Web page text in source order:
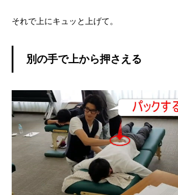
それで上にキュッと上げて。
別の手で上から押さえる